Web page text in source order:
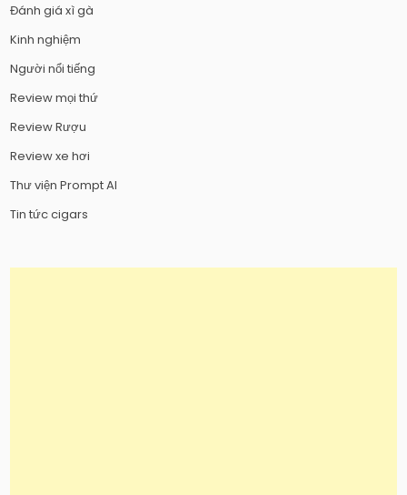
Đánh giá xì gà
Kinh nghiệm
Người nổi tiếng
Review mọi thứ
Review Rượu
Review xe hơi
Thư viện Prompt AI
Tin tức cigars